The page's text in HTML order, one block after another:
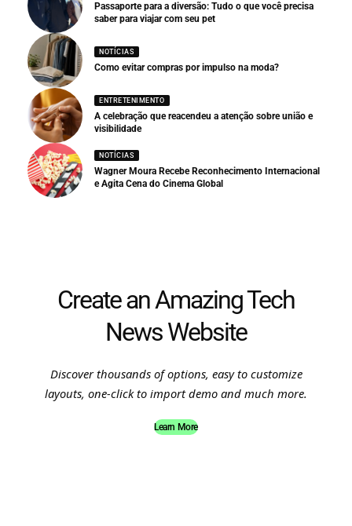
Passaporte para a diversão: Tudo o que você precisa
saber para viajar com seu pet
NOTÍCIAS
Como evitar compras por impulso na moda?
ENTRETENIMENTO
A celebração que reacendeu a atenção sobre união e
visibilidade
NOTÍCIAS
Wagner Moura Recebe Reconhecimento Internacional
e Agita Cena do Cinema Global
Create an Amazing Tech
News Website
Discover thousands of options, easy to customize
layouts, one-click to import demo and much more.
Learn More